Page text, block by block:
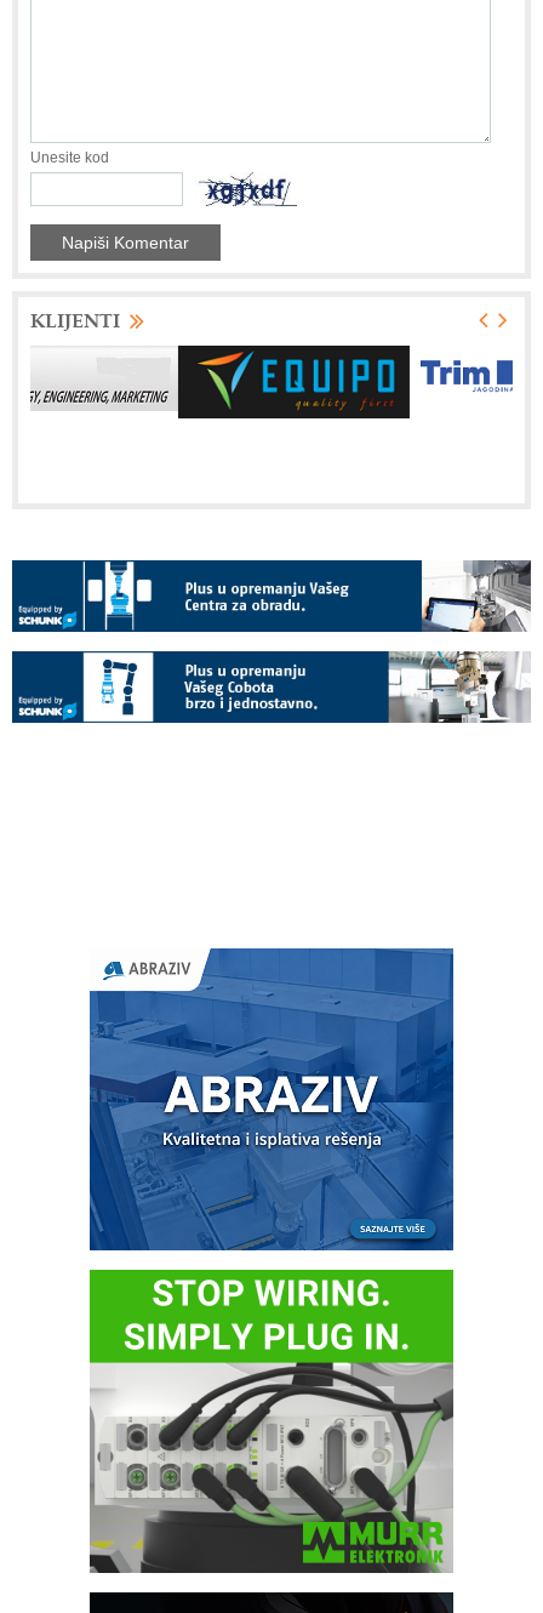
Unesite kod
KLIJENTI